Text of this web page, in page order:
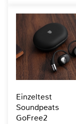
Einzeltest
Soundpeats
GoFree2